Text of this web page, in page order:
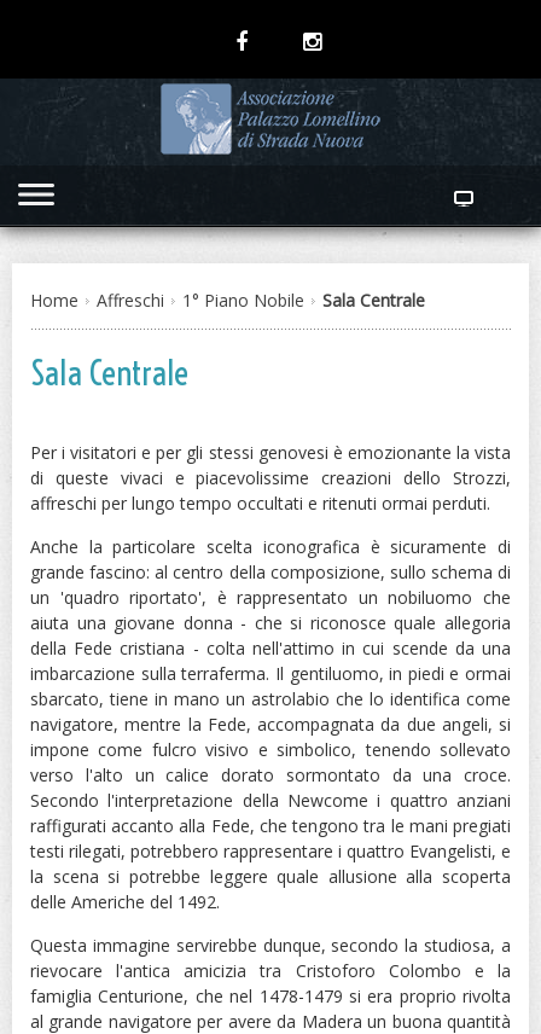
Home Affreschi 1° Piano Nobile Sala Centrale
Sala Centrale
Per i visitatori e per gli stessi genovesi è emozionante la vista
di queste vivaci e piacevolissime creazioni dello Strozzi,
affreschi per lungo tempo occultati e ritenuti ormai perduti.
Anche la particolare scelta iconografica è sicuramente di
grande fascino: al centro della composizione, sullo schema di
un 'quadro riportato', è rappresentato un nobiluomo che
aiuta una giovane donna - che si riconosce quale allegoria
della Fede cristiana - colta nell'attimo in cui scende da una
imbarcazione sulla terraferma. Il gentiluomo, in piedi e ormai
sbarcato, tiene in mano un astrolabio che lo identifica come
navigatore, mentre la Fede, accompagnata da due angeli, si
impone come fulcro visivo e simbolico, tenendo sollevato
verso l'alto un calice dorato sormontato da una croce.
Secondo l'interpretazione della Newcome i quattro anziani
raffigurati accanto alla Fede, che tengono tra le mani pregiati
testi rilegati, potrebbero rappresentare i quattro Evangelisti, e
la scena si potrebbe leggere quale allusione alla scoperta
delle Americhe del 1492.
Questa immagine servirebbe dunque, secondo la studiosa, a
rievocare l'antica amicizia tra Cristoforo Colombo e la
famiglia Centurione, che nel 1478-1479 si era proprio rivolta
al grande navigatore per avere da Madera un buona quantità